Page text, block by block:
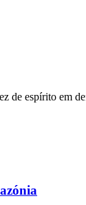
de espírito em